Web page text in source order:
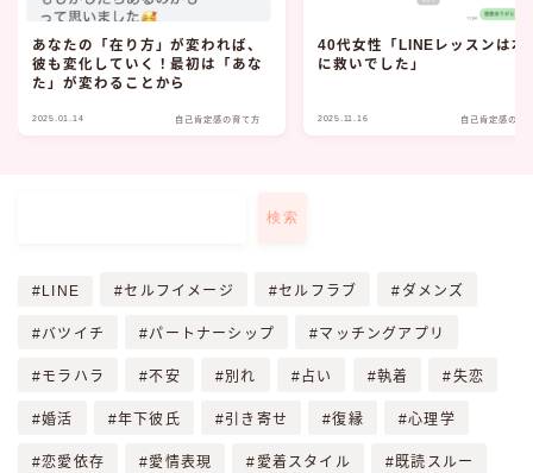
あなたの「在り方」が変われば、
彼も変化していく！最初は「あな
た」が変わることから
2025.01.14 自己肯定感の育て方
40代女性「LINEレッスンは本
に救いでした」
2025.11.16 自己肯定感の育
検索
LINE セルフイメージ セルフラブ ダメンズ
バツイチ パートナーシップ マッチングアプリ
モラハラ 不安 別れ 占い 執着 失恋
婚活 年下彼氏 引き寄せ 復縁 心理学
恋愛依存 愛情表現 愛着スタイル 既読スルー